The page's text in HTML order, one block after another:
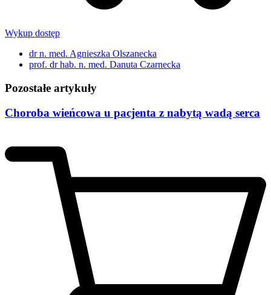
Wykup dostęp
dr n. med. Agnieszka Olszanecka
prof. dr hab. n. med. Danuta Czarnecka
Pozostałe artykuły
Choroba wieńcowa u pacjenta z nabytą wadą serca